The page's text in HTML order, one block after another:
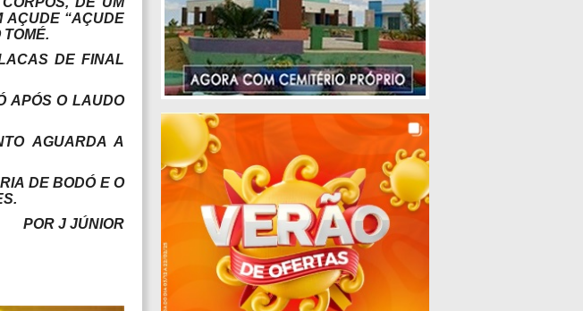
AÇUDE “AÇUDE
DE FINAL
APÓS O LAUDO
AGUARDA A
DE BODÓ E O
POR J JÚNIOR